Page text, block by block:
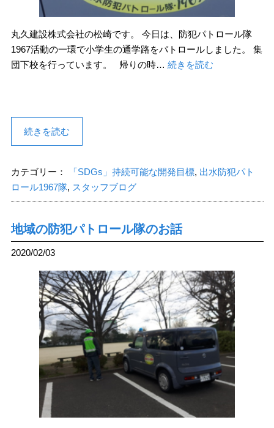
丸久建設株式会社の松崎です。 今日は、防犯パトロール隊
1967活動の一環で小学生の通学路をパトロールしました。 集
団下校を行っています。 帰りの時… 続きを読む
続きを読む
カテゴリー： 「SDGs」持続可能な開発目標, 出水防犯パト
ロール1967隊, スタッフブログ
地域の防犯パトロール隊のお話
2020/02/03